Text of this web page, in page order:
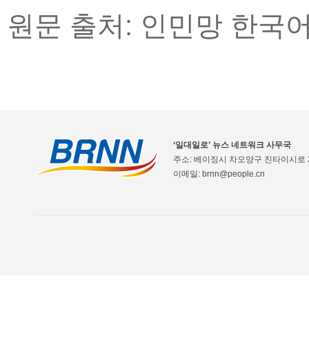
원문 출처: 인민망 한국
‘일대일로’ 뉴스 네트워크 사무국
주소: 베이징시 차오양구 진타이시
이메일: brnn@people.cn